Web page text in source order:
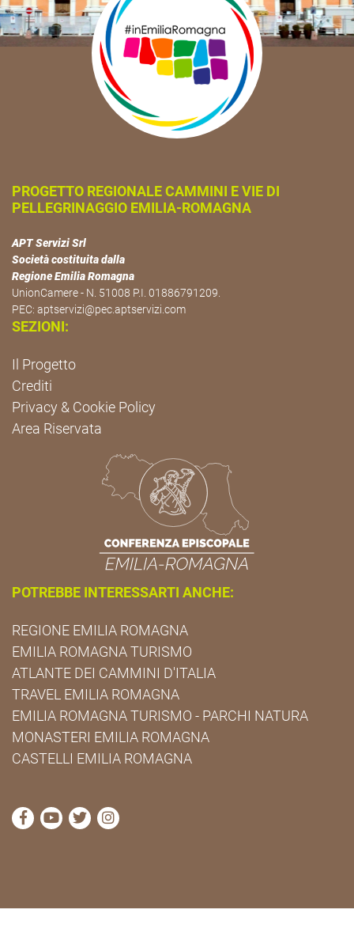
PROGETTO REGIONALE CAMMINI E VIE DI
PELLEGRINAGGIO EMILIA-ROMAGNA
APT Servizi Srl
Società costituita dalla
Regione Emilia Romagna
UnionCamere - N. 51008 P.I. 01886791209.
PEC: aptservizi@pec.aptservizi.com
SEZIONI:
Il Progetto
Crediti
Privacy & Cookie Policy
Area Riservata
POTREBBE INTERESSARTI ANCHE:
REGIONE EMILIA ROMAGNA
EMILIA ROMAGNA TURISMO
ATLANTE DEI CAMMINI D'ITALIA
TRAVEL EMILIA ROMAGNA
EMILIA ROMAGNA TURISMO - PARCHI NATURA
MONASTERI EMILIA ROMAGNA
CASTELLI EMILIA ROMAGNA
visita la pagina Facebook di Cammini Emilia-
visita la pagina YouTube di Cammini Emilia-
visita la pagina Twitter di Cammini Emilia-
visita la pagina Instagram di Cammini